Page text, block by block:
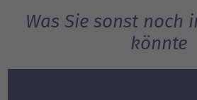
Was Sie sonst noch
könnte